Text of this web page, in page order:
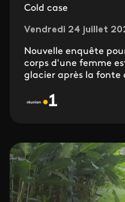
Cold case
Vendredi 24 juillet
Nouvelle enquête
corps d'une femme
glacier après la fonte